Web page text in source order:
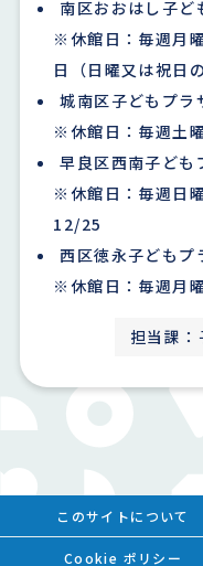
南区おおはし子
※休館日：毎週月
日（日曜又は祝日
城南区子どもプ
※休館日：毎週土
早良区西南子ど
※休館日：毎週日
12/25
西区徳永子ども
※休館日：毎週月
担当課
このサイトについて
Cookie ポリシー